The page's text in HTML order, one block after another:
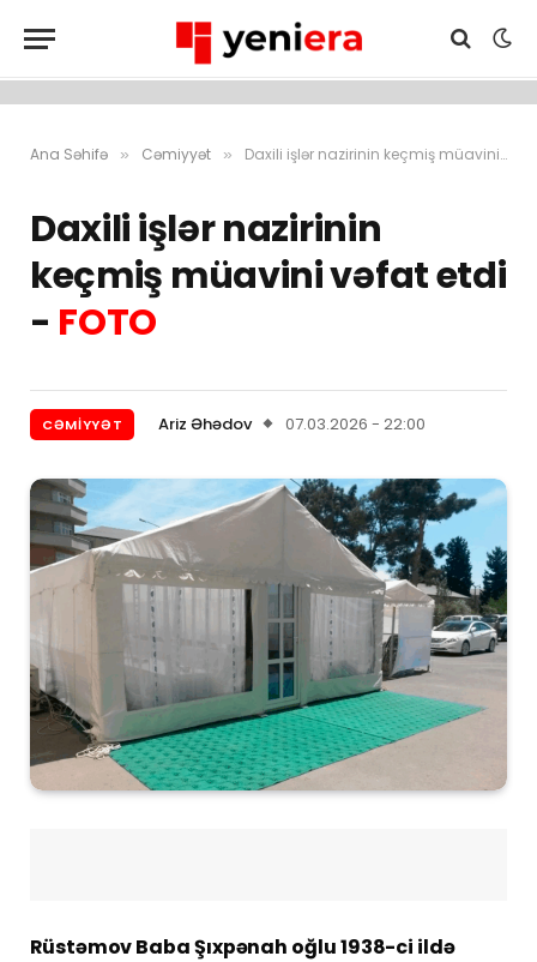
Ana Səhifə » Cəmiyyət » Daxili işlər nazirinin keçmiş müavini vəfat etdi – FOTO
Daxili işlər nazirinin
keçmiş müavini vəfat etdi
- FOTO
CƏMIYYƏT Ariz Əhədov 07.03.2026 - 22:00
Rüstəmov Baba Şıxpənah oğlu 1938-ci ildə